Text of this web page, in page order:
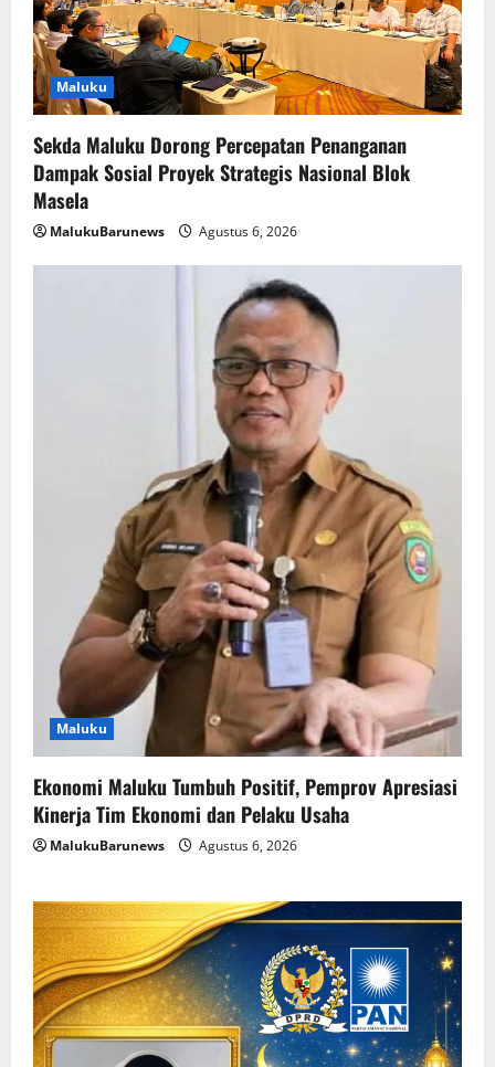
Maluku
Sekda Maluku Dorong Percepatan Penanganan
Dampak Sosial Proyek Strategis Nasional Blok
Masela
MalukuBarunews Agustus 6, 2026
Maluku
Ekonomi Maluku Tumbuh Positif, Pemprov Apresiasi
Kinerja Tim Ekonomi dan Pelaku Usaha
MalukuBarunews Agustus 6, 2026